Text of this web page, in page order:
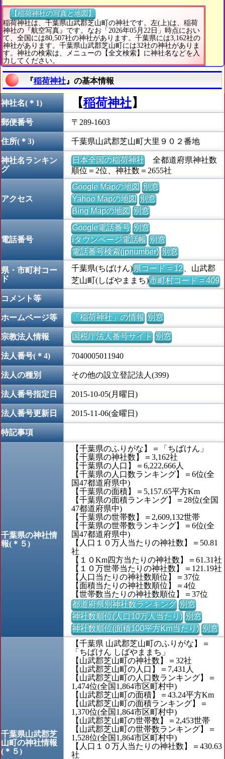
【稲荷神社の写真と地図】
稲荷神社は、千葉県山武郡芝山町の神社です。左(上)は、稲荷
神社の『航空写真』です。なお「2026年05月22日」時点におい
て、全国には80,507社の神社があります。千葉県には3,162社の
神社があります。千葉県山武郡芝山町には32社の神社がありま
す。神社の検索は、メニューの【全文検索】に神社名などを入
力してください。
『稲荷神社 』の基本情報
神社名(＊1) 【稲荷神社】
郵便番号 〒289-1603
住所(＊3) 千葉県山武郡芝山町大里９０２番地
神社名ランキン
グ
日本全国の稲荷神社全都道府県神社数
順位＝2位、神社数＝2655社
アクセス
Google Mapの地図 別窓
Yahoo Mapの地図 別窓
Bing Mapの地図 別窓
電話番号
Google電話番号 別窓
iタウンページ電話帳 別窓
電話番号検索(jpnumber) 別窓
県・市町村コー
ド
千葉県(ちばけん)県コード = 12、山武郡
芝山町(しばやままち)市町村コード = 409
コメント等
ホームページ等 「稲荷神社」の情報 別窓
宗教法人情報 国税庁法人番号サイト 別窓
法人番号(＊4) 7040005011940
法人の種別 その他の設立登記法人(399)
法人番号指定日 2015-10-05(月曜日)
法人番号更新日 2015-11-06(金曜日)
特記事項
千葉県の神社情
報(＊５)
【千葉県のふりがな】＝「ちばけん」
【千葉県の神社数】＝3,162社
【千葉県の人口】＝6,222,666人
【千葉県の人口数ランキング】＝6位(全
国47都道府県中)
【千葉県の面積】＝5,157.65平方Km
【千葉県の面積ランキング】＝28位(全国
47都道府県中)
【千葉県の世帯数】＝2,609,132世帯
【千葉県の世帯数ランキング】＝6位(全
国47都道府県中)
【人口１０万人当たりの神社数】＝50.81
社
【１０Km四方当たりの神社数】＝61.31社
【１０万世帯当たりの神社数】＝121.19社
【人口当たりの神社数順位】＝37位
【面積当たりの神社数順位】＝4位
【世帯数当たりの神社数順位】＝37位
都道府県別神社数ランキング 別窓
神社数順位(人口10万人当たり) 別窓
神社数順位(面積100平方Km当たり) 別窓
千葉県山武郡芝
山町の神社情報
(＊５)
【千葉県 山武郡芝山町のふりがな】＝
「ちばけん しばやままち」
【山武郡芝山町の神社数】＝32社
【山武郡芝山町の人口】＝7,431人
【山武郡芝山町の人口数ランキング】＝
1,474位(全国1,864市区町村中)
【山武郡芝山町の面積】＝43.24平方Km
【山武郡芝山町の面積ランキング】＝
1,370位(全国1,864市区町村中)
【山武郡芝山町の世帯数】＝2,453世帯
【山武郡芝山町の世帯数ランキング】＝
1,528位(全国1,864市区町村中)
【人口１０万人当たりの神社数】＝430.63
社